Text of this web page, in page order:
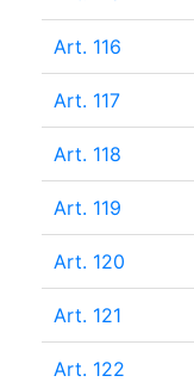
Art. 116
Art. 117
Art. 118
Art. 119
Art. 120
Art. 121
Art. 122